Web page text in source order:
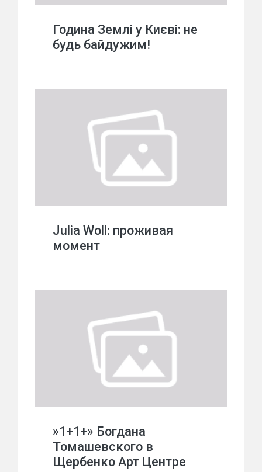
Година Землі у Києві: не
будь байдужим!
Julia Woll: проживая
момент
»1+1+» Богдана
Томашевского в
Щербенко Арт Центре